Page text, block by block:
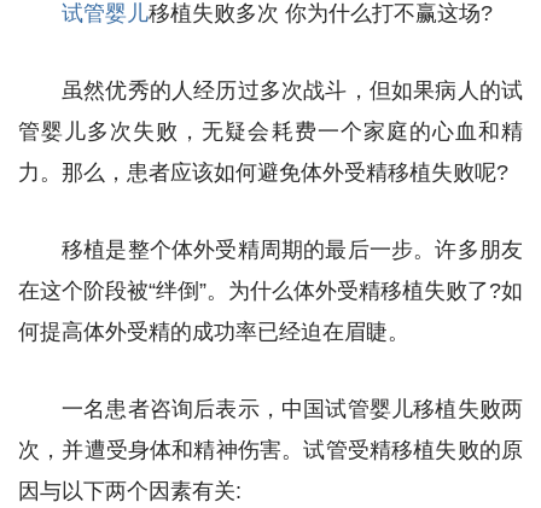
试管婴儿移植失败多次 你为什么打不赢这场?
虽然优秀的人经历过多次战斗，但如果病人的试
管婴儿多次失败，无疑会耗费一个家庭的心血和精
力。那么，患者应该如何避免体外受精移植失败呢?
移植是整个体外受精周期的最后一步。许多朋友
在这个阶段被“绊倒”。为什么体外受精移植失败了?如
何提高体外受精的成功率已经迫在眉睫。
一名患者咨询后表示，中国试管婴儿移植失败两
次，并遭受身体和精神伤害。试管受精移植失败的原
因与以下两个因素有关: